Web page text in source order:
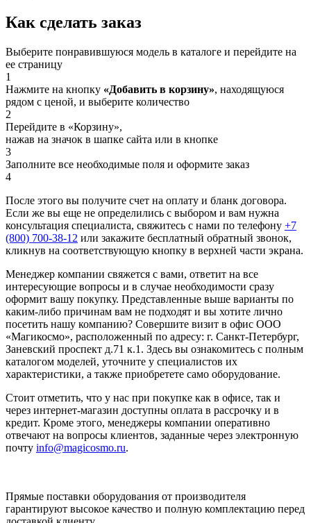
Как сделать заказ
Выберите понравившуюся модель в каталоге и перейдите на
ее страницу
1
Нажмите на кнопку «Добавить в корзину», находящуюся
рядом с ценой, и выберите количество
2
Перейдите в «Корзину»,
нажав на значок в шапке сайта или в кнопке
3
Заполните все необходимые поля и оформите заказ
4
После этого вы получите счет на оплату и бланк договора.
Если же вы еще не определились с выбором и вам нужна
консультация специалиста, свяжитесь с нами по телефону +7
(800) 700-38-12 или закажите бесплатный обратный звонок,
кликнув на соответствующую кнопку в верхней части экрана.
Менеджер компании свяжется с вами, ответит на все
интересующие вопросы и в случае необходимости сразу
оформит вашу покупку. Представленные выше варианты по
каким-либо причинам вам не подходят и вы хотите лично
посетить нашу компанию? Совершите визит в офис ООО
«Магикосмо», расположенный по адресу: г. Санкт-Петербург,
Заневский проспект д.71 к.1. Здесь вы ознакомитесь с полным
каталогом моделей, уточните у специалистов их
характеристики, а также приобретете само оборудование.
Стоит отметить, что у нас при покупке как в офисе, так и
через интернет-магазин доступны оплата в рассрочку и в
кредит. Кроме этого, менеджеры компании оперативно
отвечают на вопросы клиентов, заданные через электронную
почту info@magicosmo.ru.
Прямые поставки оборудования от производителя
гарантируют высокое качество и полную комплектацию перед